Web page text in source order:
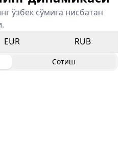
ўзбек сўмига нисбатан
EUR RUB
Сотиш